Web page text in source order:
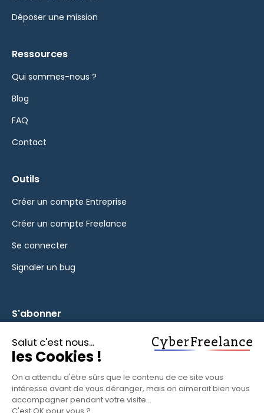
Déposer une mission
Ressources
Qui sommes-nous ?
Blog
FAQ
Contact
Outils
Créer un compte Entreprise
Créer un compte Freelance
Se connecter
Signaler un bug
S'abonner
fonctionnalités et des nouveautés.